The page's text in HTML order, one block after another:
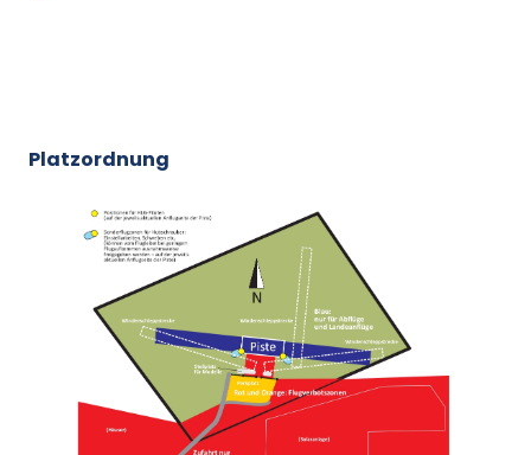
Platzordnung